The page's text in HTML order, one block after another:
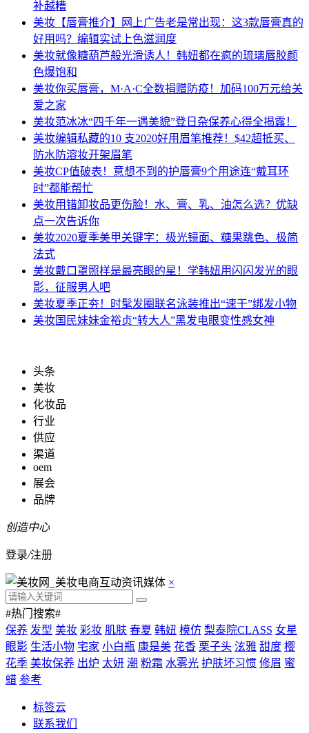
补越糟
美妆 【唇膏推介】网上广告老是常出现：这3款唇膏真的
好用吗？编辑实试上色滋润度
美妆就像糖葫芦般光滑诱人！韩妞都在疯的琉璃唇胶颜
色爆饱和
美妆你买唇膏，M·A·C全数捐赠防疫！加码100万元给关
爱之家
美妆范冰冰“四千年一遇美貌”登日杂保养心得全揭露！
美妆编辑私藏的10 支2020好用眉笔推荐！$42超抵买、
防水防溶妆开架眉笔
美妆CP值破表！意想不到的护唇膏9个用途连“戴耳环
时”都能帮忙
美妆用错卸妆品更伤脸！水、膏、乳、油怎么选？优缺
点一次告诉你
美妆2020夏季美甲关键字：极光镜面、糖果跳色、极简
法式
美妆戴口罩照样是最亮眼的星！学韩妞用闪闪发光的眼
影，征服男人吧
美妆夏季正夯！时髦发圈联名泳装推出“速干”绑发小物
美妆国民妹妹金裕贞“转大人”黑发电眼变性感女神
头条
美妆
化妆品
行业
供应
渠道
oem
展会
品牌
创造中心
登录/注册
×
#热门搜索#
保养 发型 美妆 彩妆 肌肤 春夏 韩妞 模仿 梨泰院CLASS 女星
眼影 生活小物 宅家 小白瓶 康是美 花香 栗子头 泫雅 甜度 樱
花季 美妆保养 出炉 太妍 潮 粉霜 水雾光 护肤坏习惯 修眉 蜜
蜡 参考
标签云
联系我们